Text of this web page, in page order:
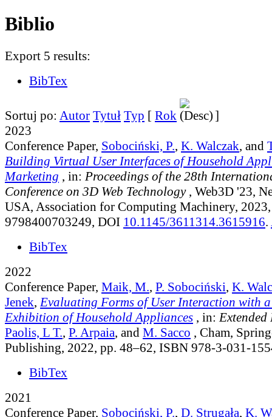
Biblio
Export 5 results:
BibTex
Sortuj po: Autor Tytuł Typ [ Rok
]
2023
Conference Paper, Sobociński, P., K. Walczak, and
Building Virtual User Interfaces of Household
Marketing , in: Proceedings of the 28th
Conference on 3D Web Technology, Web3D '23,
USA, Association for Computing Machinery,
9798400703249, DOI 10.1145/3611314.3615916.
BibTex
2022
Conference Paper, Maik, M., P. Sobociński, K.
Jenek, Evaluating Forms of User Interaction with
Exhibition of Household Appliances , in: Extended
Paolis, L T., P. Arpaia, and M. Sacco , Cham,
Publishing, 2022, pp. 48–62, ISBN 978-3-031-
BibTex
2021
Conference Paper, Sobociński, P., D. Strugała, K.